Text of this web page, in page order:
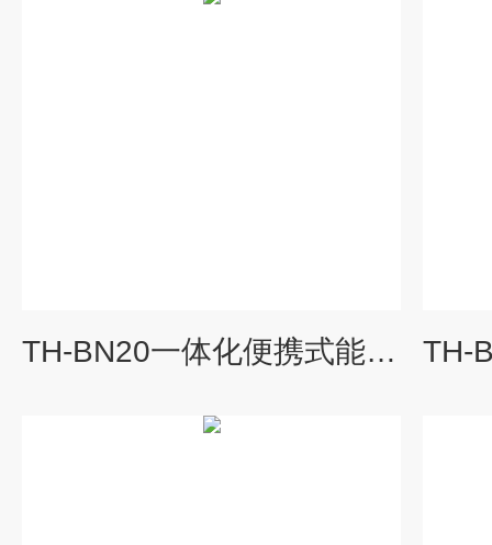
TH-BN20一体化便携式能见度监测仪